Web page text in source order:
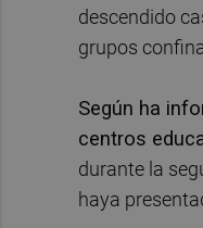
descendido
grupos
Según ha
centros
durante la
haya